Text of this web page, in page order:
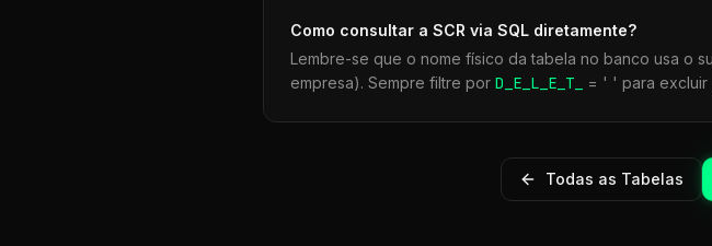
Como consultar a SCR via SQL diretamente?
Lembre-se que o nome físico da tabela no banco usa o
empresa). Sempre filtre por D_E_L_E_T_ = ' ' para excluir
Todas as Tabelas